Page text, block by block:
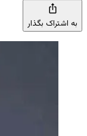
به اشتراک بگذار